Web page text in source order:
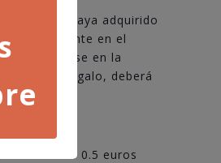
que haya adquirido
íntegramente en el
a gastarse en la
la tarjeta regalo, deberá
euros. Los 0.5 euros